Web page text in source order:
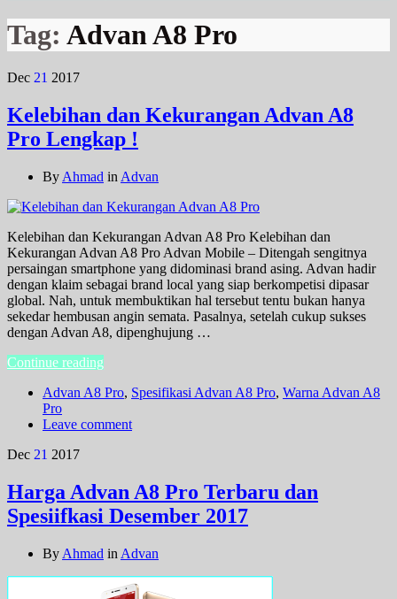
Tag: Advan A8 Pro
Dec 21 2017
Kelebihan dan Kekurangan Advan A8
Pro Lengkap !
By Ahmad in Advan
Kelebihan dan Kekurangan Advan A8 Pro Kelebihan dan
Kekurangan Advan A8 Pro Advan Mobile – Ditengah sengitnya
persaingan smartphone yang didominasi brand asing. Advan hadir
dengan klaim sebagai brand local yang siap berkompetisi dipasar
global. Nah, untuk membuktikan hal tersebut tentu bukan hanya
sekedar hembusan angin semata. Pasalnya, setelah cukup sukses
dengan Advan A8, dipenghujung …
Continue reading
Advan A8 Pro, Spesifikasi Advan A8 Pro, Warna Advan A8
Pro
Leave comment
Dec 21 2017
Harga Advan A8 Pro Terbaru dan
Spesiifkasi Desember 2017
By Ahmad in Advan